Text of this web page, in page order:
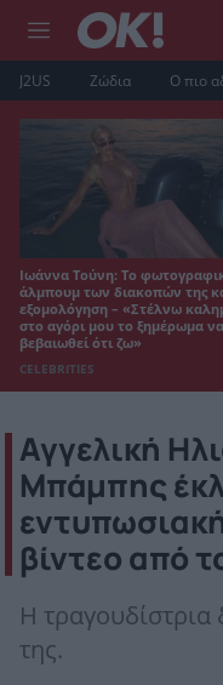
J2US Ζώδια Ο πιο
Ιωάννα Τούνη: Το
άλμπουμ των διακοπών της
εξομολόγηση – «Στέλνω
στο αγόρι μου το ξημέρωμα να
βεβαιωθεί ότι ζω»
CELEBRITIES
Αγγελική
Μπάμπης
βίντεο από
Η τραγουδίστρια
της.